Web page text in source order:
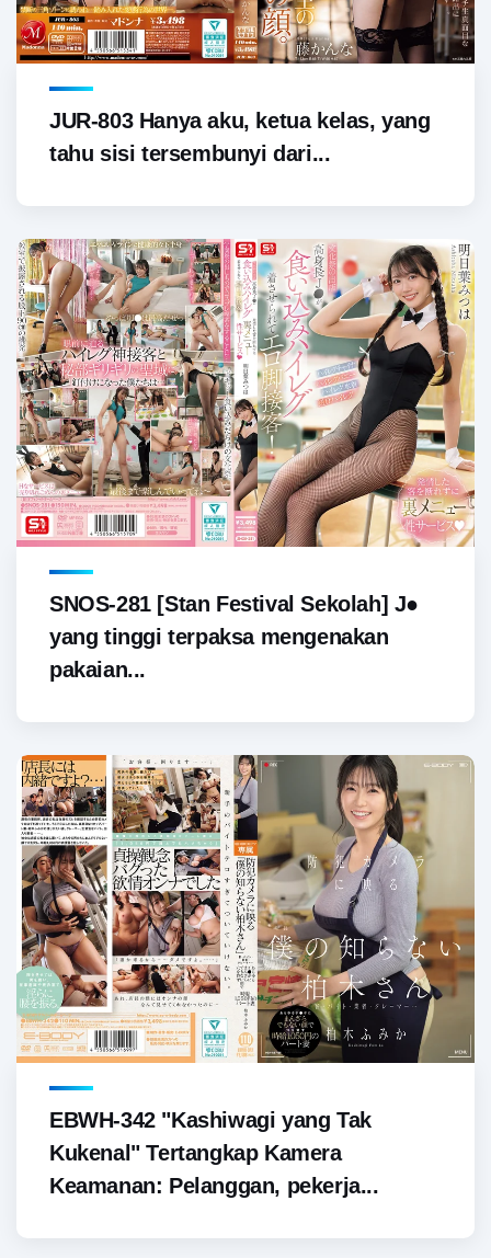
JUR-803 Hanya aku, ketua kelas, yang
tahu sisi tersembunyi dari...
SNOS-281 [Stan Festival Sekolah] J●
yang tinggi terpaksa mengenakan
pakaian...
EBWH-342 "Kashiwagi yang Tak
Kukenal" Tertangkap Kamera
Keamanan: Pelanggan, pekerja...